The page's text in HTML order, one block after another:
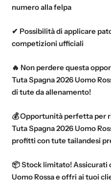
numero alla felpa
✔ Possibilità di applicare
competizioni ufficiali
🔥 Non perdere questa
Tuta Spagna 2026 Uomo
di tute da allenamento!
💰 Opportunità perfetta per
Tuta Spagna 2026 Uomo
profitti con tute tailandesi
📦 Stock limitato! Assicurati
Uomo Rossa e offri ai tuoi